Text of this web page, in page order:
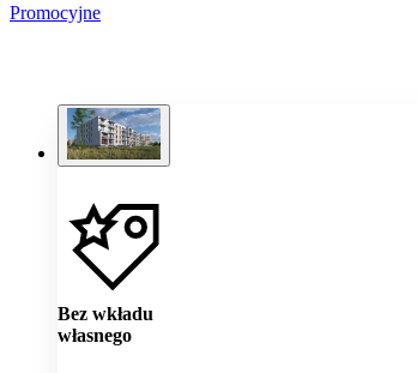
Promocyjne
Bez wkładu
własnego